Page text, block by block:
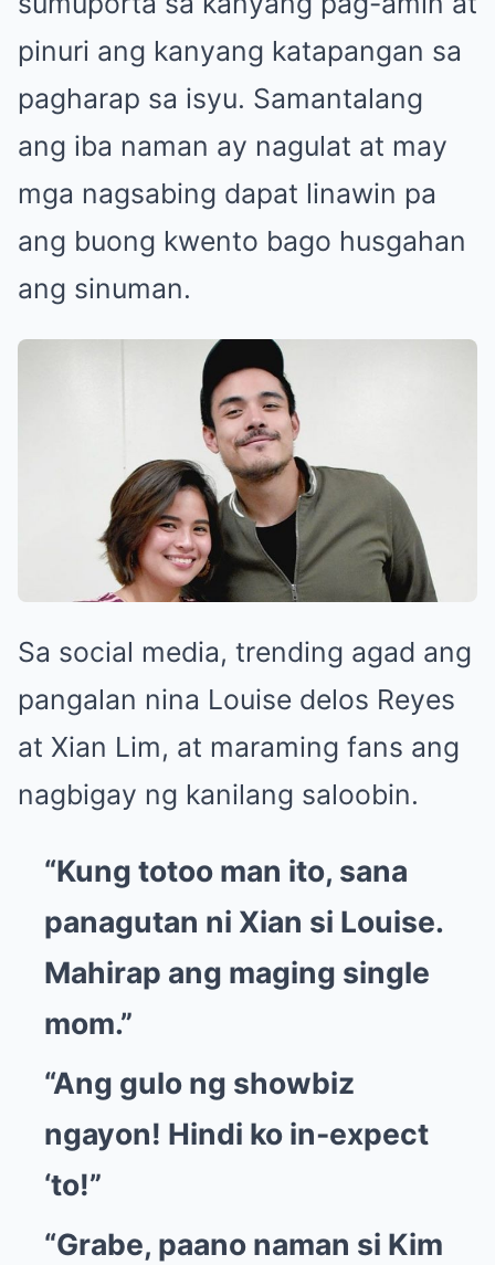
pinuri ang kanyang katapangan sa
pagharap sa isyu. Samantalang
ang iba naman ay nagulat at may
mga nagsabing dapat linawin pa
ang buong kwento bago husgahan
ang sinuman.
Sa social media, trending agad ang
pangalan nina Louise delos Reyes
at Xian Lim, at maraming fans ang
nagbigay ng kanilang saloobin.
“Kung totoo man ito, sana
panagutan ni Xian si Louise.
Mahirap ang maging single
mom.”
“Ang gulo ng showbiz
ngayon! Hindi ko in-expect
‘to!”
“Grabe, paano naman si Kim